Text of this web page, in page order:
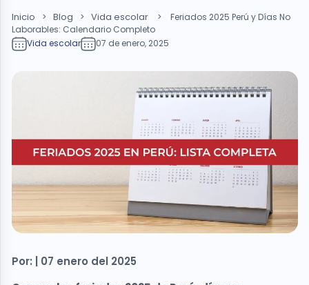
Inicio > Blog > Vida escolar >
Feriados 2025 Perú y Días No
Laborables: Calendario Completo
Vida escolar
07 de enero, 2025
Por: | 07 enero del 2025